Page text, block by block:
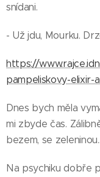
snídani.
- Už jdu, Mourku.
https://
pampeliskovy-elixir-
Dnes bych měla
mi zbyde čas.
bezem, se
Na psychiku dobře